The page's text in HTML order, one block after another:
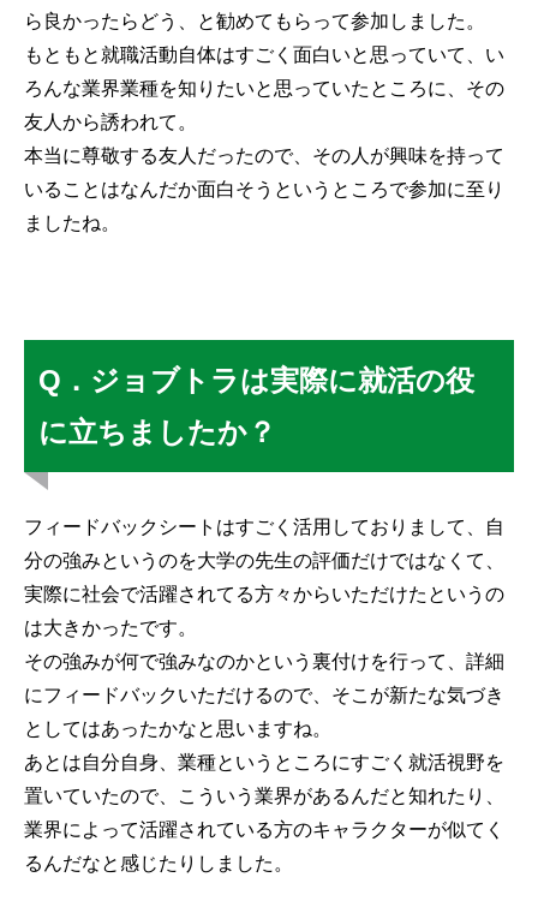
ら良かったらどう、と勧めてもらって参加しました。
もともと就職活動自体はすごく面白いと思っていて、い
ろんな業界業種を知りたいと思っていたところに、その
友人から誘われて。
本当に尊敬する友人だったので、その人が興味を持って
いることはなんだか面白そうというところで参加に至り
ましたね。
Q．ジョブトラは実際に就活の役
に立ちましたか？
フィードバックシートはすごく活用しておりまして、自
分の強みというのを大学の先生の評価だけではなくて、
実際に社会で活躍されてる方々からいただけたというの
は大きかったです。
その強みが何で強みなのかという裏付けを行って、詳細
にフィードバックいただけるので、そこが新たな気づき
としてはあったかなと思いますね。
あとは自分自身、業種というところにすごく就活視野を
置いていたので、こういう業界があるんだと知れたり、
業界によって活躍されている方のキャラクターが似てく
るんだなと感じたりしました。